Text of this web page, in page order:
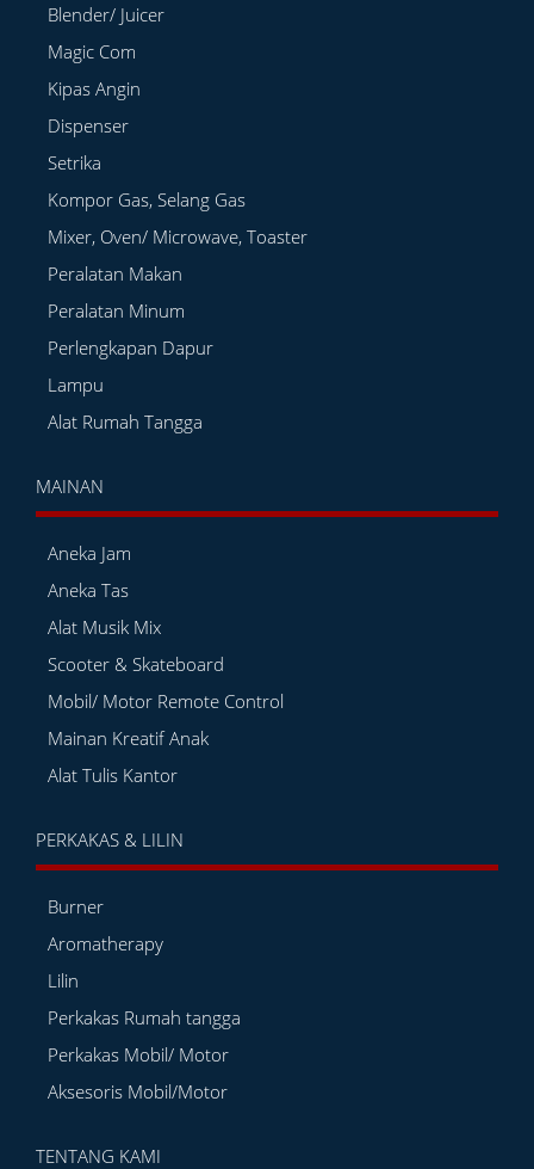
Blender/ Juicer
Magic Com
Kipas Angin
Dispenser
Setrika
Kompor Gas, Selang Gas
Mixer, Oven/ Microwave, Toaster
Peralatan Makan
Peralatan Minum
Perlengkapan Dapur
Lampu
Alat Rumah Tangga
MAINAN
Aneka Jam
Aneka Tas
Alat Musik Mix
Scooter & Skateboard
Mobil/ Motor Remote Control
Mainan Kreatif Anak
Alat Tulis Kantor
PERKAKAS & LILIN
Burner
Aromatherapy
Lilin
Perkakas Rumah tangga
Perkakas Mobil/ Motor
Aksesoris Mobil/Motor
TENTANG KAMI